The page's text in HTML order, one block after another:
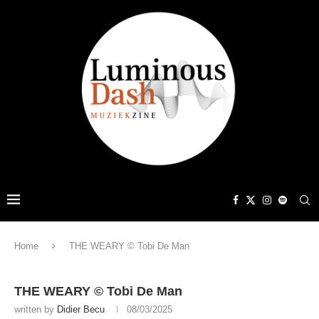
Home THE WEARY © Tobi De Man
THE WEARY © Tobi De Man
written by Didier Becu 08/03/2025